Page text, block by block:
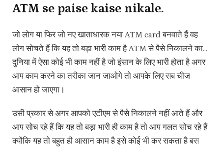
ATM se paise kaise nikale.
जो लोग या फिर जो नए खाताधारक नया ATM card बनवाते हैं वह
लोग सोचते हैं कि यह तो बड़ा भारी काम है ATM से पैसे निकालने का…
दुनिया में ऐसा कोई भी काम नहीं है जो इंसान के लिए भारी होता है अगर
आप काम करने का तरीका जान जाओगे तो आपके लिए सब चीज
आसान हो जाएगा।
उसी प्रकार से अगर आपको एटीएम से पैसे निकालने नहीं आते हैं और
आप सोच रहे हैं कि यह तो बड़ा भारी ही काम है तो आप गलत सोच रहे हैं
क्योंकि यह तो बहुत ही आसान काम है इसे कोई भी कर सकता है बस